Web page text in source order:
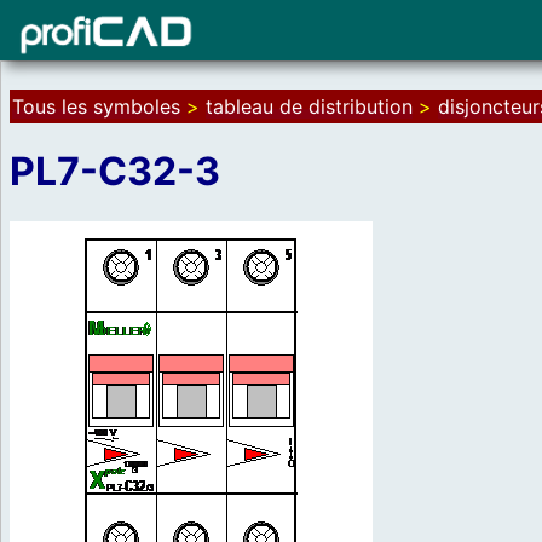
Tous les symboles > tableau de distribution >
PL7-C32-3